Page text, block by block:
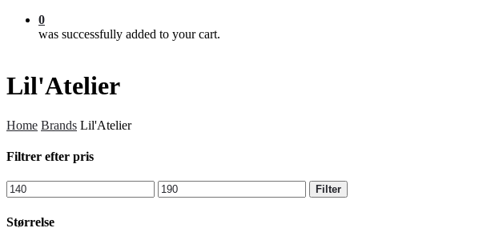
0
was successfully added to your cart.
Lil'Atelier
Home Brands Lil'Atelier
Filtrer efter pris
Min
price
Max
price
Filter
Størrelse